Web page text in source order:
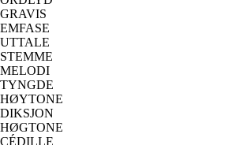
GRAVIS
EMFASE
UTTALE
STEMME
MELODI
TYNGDE
HØYTONE
DIKSJON
HØGTONE
CÉDILLE